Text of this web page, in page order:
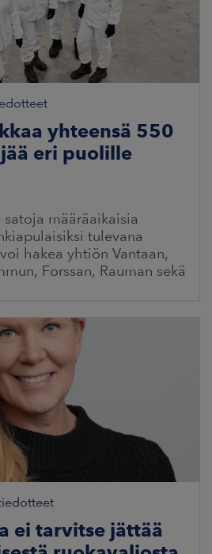
yhteensä 550
eri puolille
määräaikaisia
tulevana
hakea yhtiön Vantaan,
Forssan, Rauman sekä
ei tarvitse jättää